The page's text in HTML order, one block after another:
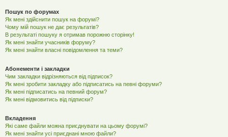
Пошук по форумах
Як мені здійснити пошук на форумі?
Чому мій пошук не дає результатів?
В результаті пошуку я отримав порожню сторінку!
Як мені знайти учасників форуму?
Як мені знайти власні повідомлення та теми?
Абонементи і закладки
Чим закладки відрізняються від підписок?
Як мені зробити закладку або підписатись на певні форуми?
Як мені підписатись на певний форум?
Як мені відмовитись від підписки?
Вкладення
Які саме файли можна приєднувати на цьому форумі?
Як мені знайти усі приєднані мною файли?